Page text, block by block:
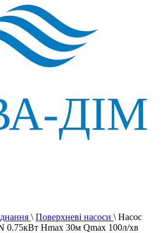
\ Поверхневі насоси \ Насос
0.75кВт Hmax 30м Qmax 100л/хв